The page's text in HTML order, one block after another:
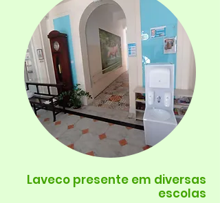
Laveco presente em diversas
escolas